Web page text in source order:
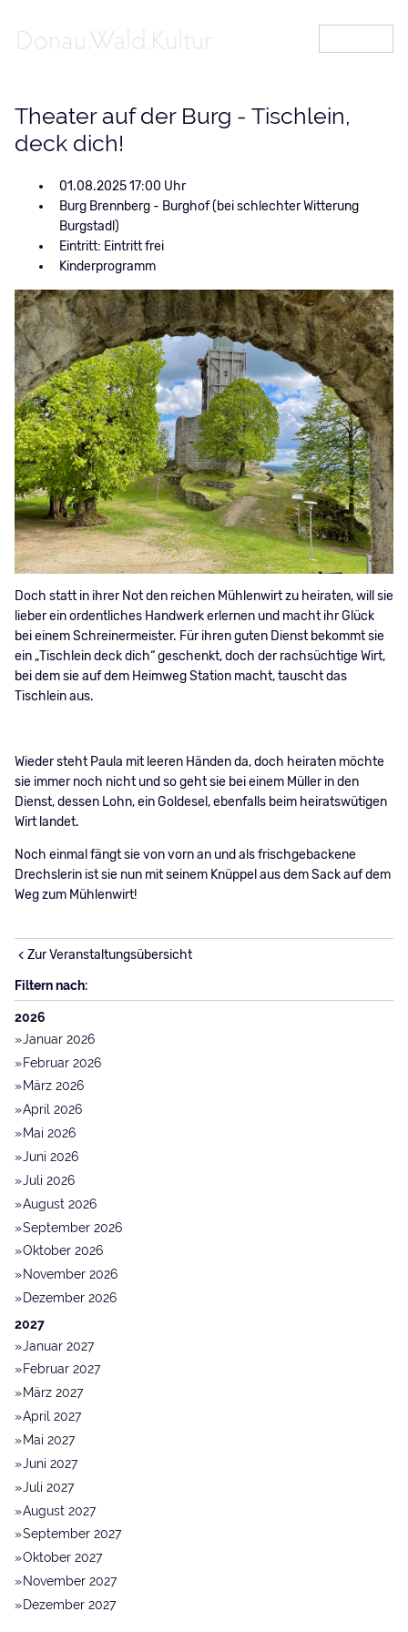
Theater auf der Burg - Tischlein,
deck dich!
01.08.2025 17:00
Burg Brennberg - Burghof (bei schlechter Witterung
Burgstadl)
Eintritt: Eintritt frei
Kinderprogramm
Doch statt in ihrer Not den reichen Mühlenwirt zu heiraten, will sie
lieber ein ordentliches Handwerk erlernen und macht ihr Glück
bei einem Schreinermeister. Für ihren guten Dienst bekommt sie
ein „Tischlein deck dich“ geschenkt, doch der rachsüchtige Wirt,
bei dem sie auf dem Heimweg Station macht, tauscht das
Tischlein aus.
Wieder steht Paula mit leeren Händen da, doch heiraten möchte
sie immer noch nicht und so geht sie bei einem Müller in den
Dienst, dessen Lohn, ein Goldesel, ebenfalls beim heiratswütigen
Wirt landet.
Noch einmal fängt sie von vorn an und als frischgebackene
Drechslerin ist sie nun mit seinem Knüppel aus dem Sack auf dem
Weg zum Mühlenwirt!
Zur Veranstaltungsübersicht
Filtern nach:
2026
Januar 2026
Februar 2026
März 2026
April 2026
Mai 2026
Juni 2026
Juli 2026
August 2026
September 2026
Oktober 2026
November 2026
Dezember 2026
2027
Januar 2027
Februar 2027
März 2027
April 2027
Mai 2027
Juni 2027
Juli 2027
August 2027
September 2027
Oktober 2027
November 2027
Dezember 2027